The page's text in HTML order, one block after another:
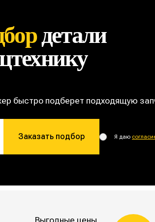
детали
быстро подберет подходящую
Заказать подбор Я даю